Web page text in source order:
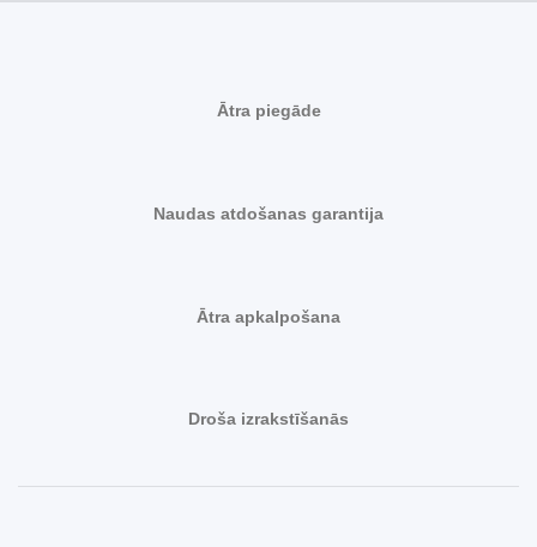
Ātra piegāde
Naudas atdošanas garantija
Ātra apkalpošana
Droša izrakstīšanās